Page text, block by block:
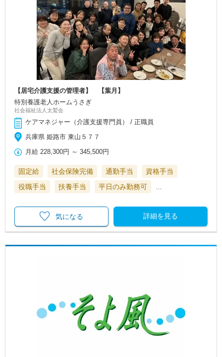
【居宅介護支援の管理者】 【葉月】
特別養護老人ホームうさぎ
社会福祉法人太鷲会
ケアマネジャー（介護支援専門員） / 正職員
兵庫県 姫路市 東山５７７
月給 228,300円 ～345,500円
固定給 社会保険完備 通勤手当
資格手当
役職手当
扶養手当 平日のみ勤務可
詳細を見る
気になる